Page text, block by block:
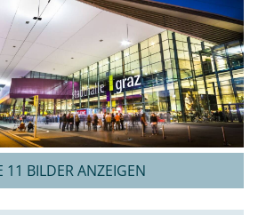
11 BILDER ANZEIGEN